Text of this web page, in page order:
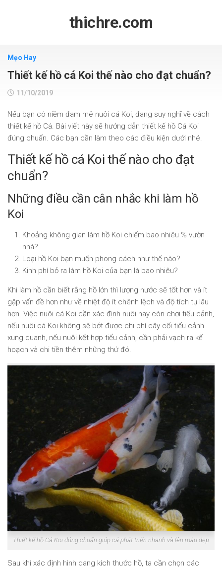
thichre.com
Mẹo Hay
Thiết kế hồ cá Koi thế nào cho đạt chuẩn?
11/10/2019
Nếu bạn có niềm đam mê nuôi cá Koi, đang suy nghĩ về cách
thiết kế hồ Cá. Bài viết này sẽ hướng dẫn thiết kế hồ Cá Koi
đúng chuẩn. Các bạn cần làm theo các điều kiện dưới nhé.
Thiết kế hồ cá Koi thế nào cho đạt
chuẩn?
Những điều cần cân nhắc khi làm hồ
Koi
Khoảng không gian làm hồ Koi chiếm bao nhiêu % vườn
nhà?
Loại hồ Koi bạn muốn phong cách như thế nào?
Kinh phí bỏ ra làm hồ Koi của bạn là bao nhiêu?
Khi làm hồ cần biết rằng hồ lớn thì lượng nước sẽ tốt hơn và ít
gặp vấn đề hơn như về nhiệt độ ít chênh lệch và độ tích tụ lâu
hơn. Việc nuôi cá Koi cần xác định nuôi hay còn chơi tiểu cảnh,
nếu nuôi cá Koi không sẽ bớt được chi phí cây cối tiểu cảnh
xung quanh, nếu nuôi kết hợp tiểu cảnh, cần phải vạch ra kế
hoạch và chi tiền thêm những thứ đó.
Thiết kế hồ Cá Koi đúng chuẩn giúp cá phát triển nhanh và lên màu đẹp
Sau khi xác định hình dang kích thước hồ, ta cần chọn các